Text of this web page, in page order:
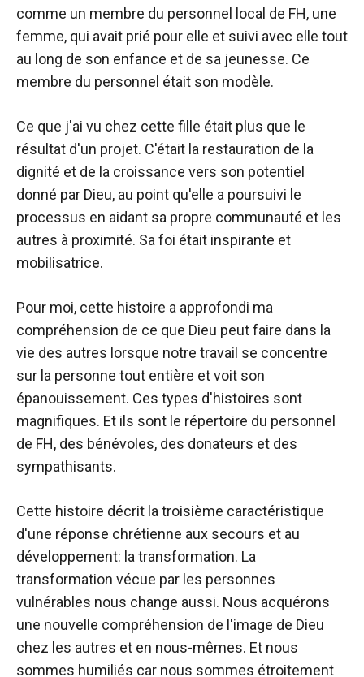
comme un membre du personnel local de FH, une
femme, qui avait prié pour elle et suivi avec elle tout
au long de son enfance et de sa jeunesse. Ce
membre du personnel était son modèle.
Ce que j'ai vu chez cette fille était plus que le
résultat d'un projet. C'était la restauration de la
dignité et de la croissance vers son potentiel
donné par Dieu, au point qu'elle a poursuivi le
processus en aidant sa propre communauté et les
autres à proximité. Sa foi était inspirante et
mobilisatrice.
Pour moi, cette histoire a approfondi ma
compréhension de ce que Dieu peut faire dans la
vie des autres lorsque notre travail se concentre
sur la personne tout entière et voit son
épanouissement. Ces types d'histoires sont
magnifiques. Et ils sont le répertoire du personnel
de FH, des bénévoles, des donateurs et des
sympathisants.
Cette histoire décrit la troisième caractéristique
d'une réponse chrétienne aux secours et au
développement: la transformation. La
transformation vécue par les personnes
vulnérables nous change aussi. Nous acquérons
une nouvelle compréhension de l'image de Dieu
chez les autres et en nous-mêmes. Et nous
sommes humiliés car nous sommes étroitement